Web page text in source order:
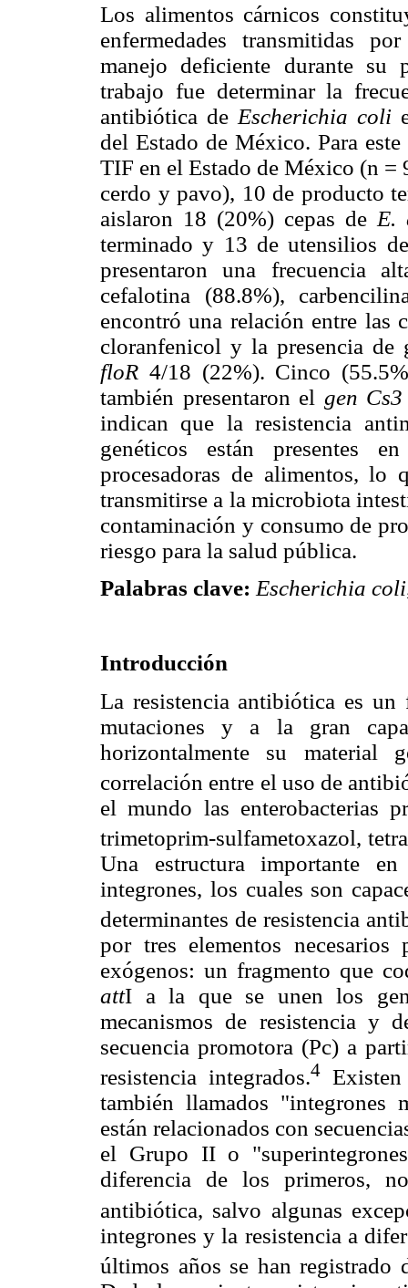
Los alimentos cárnicos
enfermedades transmitidas
manejo deficiente durante su
trabajo fue determinar la
antibiótica de Escherichia coli
del Estado de México. Para
TIF en el Estado de México (n =
cerdo y pavo), 10 de producto
aislaron 18 (20%) cepas de E.
terminado y 13 de utensilios
presentaron una frecuencia
cefalotina (88.8%),
encontró una relación entre las
cloranfenicol y la presencia de
floR 4/18 (22%). Cinco
también presentaron el gen
indican que la resistencia
genéticos están presentes
procesadoras de alimentos, lo
transmitirse a la microbiota
contaminación y consumo de
riesgo para la salud pública.
Palabras clave: Escherichia coli
Introducción
La resistencia antibiótica es
mutaciones y a la gran
horizontalmente su
correlación entre el uso de
el mundo las enterobacterias
trimetoprim-sulfametoxazol,
Una estructura importante
integrones, los cuales son
determinantes de resistencia
por tres elementos
exógenos: un fragmento que
attI a la que se unen los
mecanismos de resistencia y
secuencia promotora (Pc) a
resistencia integrados.4Existen
también llamados "integrones
están relacionados con
el Grupo II o
diferencia de los primeros,
antibiótica, salvo algunas
integrones y la resistencia a
últimos años se han registrado